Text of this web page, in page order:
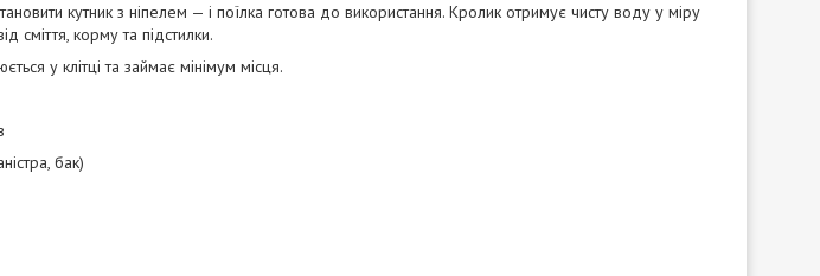
кутник з ніпелем — і поїлка готова до використання. Кролик отримує чисту воду у міру
сміття, корму та підстилки.
у клітці та займає мінімум місця.
бак)